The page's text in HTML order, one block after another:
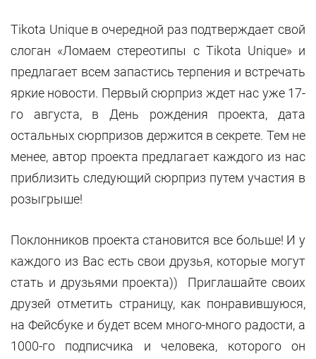
Tikota Unique в очередной раз подтверждает свой
слоган «Ломаем стереотипы с Tikota Unique» и
предлагает всем запастись терпения и встречать
яркие новости. Первый сюрприз ждет нас уже 17-
го августа, в День рождения проекта, дата
остальных сюрпризов держится в секрете. Тем не
менее, автор проекта предлагает каждого из нас
приблизить следующий сюрприз путем участия в
розыгрыше!
Поклонников проекта становится все больше! И у
каждого из Вас есть свои друзья, которые могут
стать и друзьями проекта)) Приглашайте своих
друзей отметить страницу, как понравившуюся,
на Фейсбуке и будет всем много-много радости, а
1000-го подписчика и человека, которого он